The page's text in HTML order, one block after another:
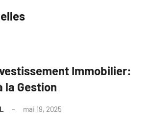
Immobilier:
la Gestion
mai 19, 2025